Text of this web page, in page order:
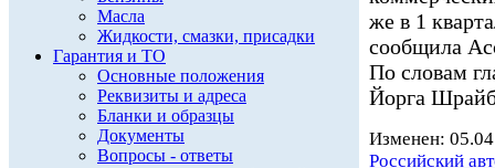
Масла
Жидкости, смазки, присадки
Гарантия и ТО
Основные положения
Реквизиты и адреса
Бланки и образцы
Документы
Вопросы - ответы
же в 1
сообщила
По словам
Йорга
Изменен:
Российский